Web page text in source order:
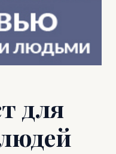
для